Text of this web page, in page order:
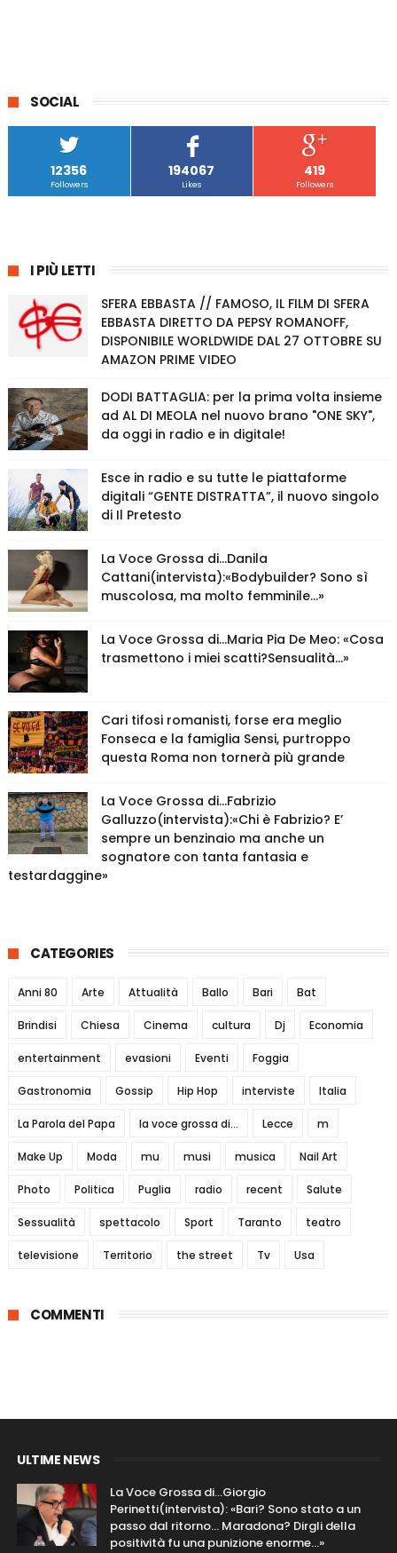
SOCIAL
12356
Followers
194067
Likes
419
Followers
I PIÙ LETTI
SFERA EBBASTA // FAMOSO, IL FILM DI SFERA
EBBASTA DIRETTO DA PEPSY ROMANOFF,
DISPONIBILE WORLDWIDE DAL 27 OTTOBRE SU
AMAZON PRIME VIDEO
DODI BATTAGLIA: per la prima volta insieme
ad AL DI MEOLA nel nuovo brano "ONE SKY",
da oggi in radio e in digitale!
Esce in radio e su tutte le piattaforme
digitali “GENTE DISTRATTA”, il nuovo singolo
di Il Pretesto
La Voce Grossa di…Danila
Cattani(intervista):«Bodybuilder? Sono sì
muscolosa, ma molto femminile…»
La Voce Grossa di…Maria Pia De Meo: «Cosa
trasmettono i miei scatti?Sensualità…»
Cari tifosi romanisti, forse era meglio
Fonseca e la famiglia Sensi, purtroppo
questa Roma non tornerà più grande
La Voce Grossa di…Fabrizio
Galluzzo(intervista):«Chi è Fabrizio? E’
sempre un benzinaio ma anche un
sognatore con tanta fantasia e
testardaggine»
CATEGORIES
Anni 80 Arte Attualità Ballo Bari Bat
Brindisi Chiesa Cinema cultura Dj Economia
entertainment evasioni Eventi Foggia
Gastronomia Gossip Hip Hop interviste Italia
La Parola del Papa la voce grossa di... Lecce m
Make Up Moda mu musi musica Nail Art
Photo Politica Puglia radio recent Salute
Sessualità spettacolo Sport Taranto teatro
televisione Territorio the street Tv Usa
COMMENTI
ULTIME NEWS
La Voce Grossa di…Giorgio
Perinetti(intervista): «Bari? Sono stato a un
passo dal ritorno... Maradona? Dirgli della
positività fu una punizione enorme…»